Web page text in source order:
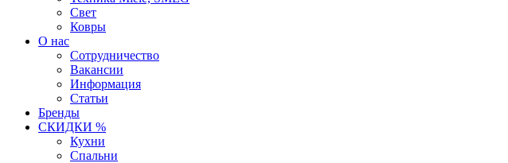
Свет
Ковры
О нас
Сотрудничество
Вакансии
Информация
Статьи
Бренды
СКИДКИ %
Кухни
Спальни